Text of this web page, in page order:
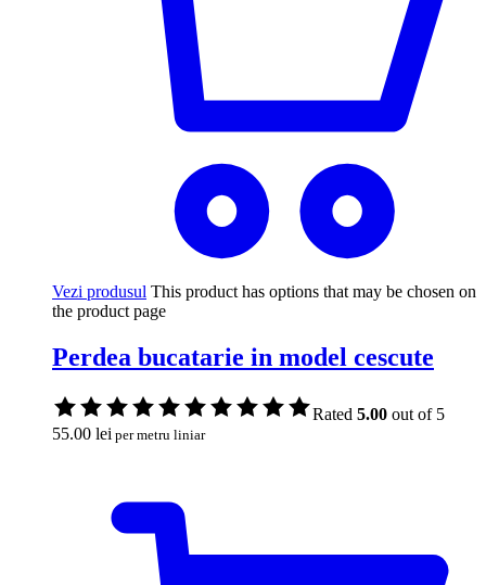
Vezi produsul This product has options that may be chosen on
the product page
Perdea bucatarie in model cescute
Rated 5.00 out of 5
55.00 lei per metru liniar